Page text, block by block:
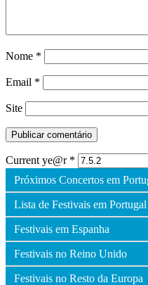
Nome *
Email *
Site
Current ye@r *
Próximos Concertos em
Lista de Festivais em Portugal
Festivais em Espanha
Festivais no Reino Unido
Festivais no Resto da Europa